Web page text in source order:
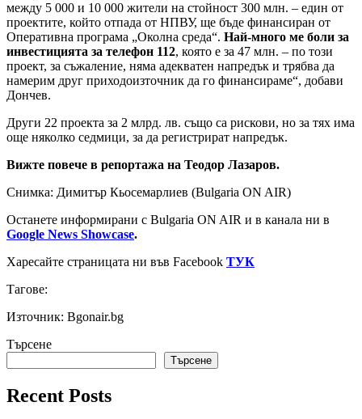
между 5 000 и 10 000 жители на стойност 300 млн. – един от
проектите, който отпада от НПВУ, ще бъде финансиран от
Оперативна програма „Околна среда“. Най-много ме боли за
инвестицията за телефон 112, която е за 47 млн. – по този
проект, за съжаление, няма адекватен напредък и трябва да
намерим друг приходоизточник да го финансираме“, добави
Дончев.
Други 22 проекта за 2 млрд. лв. също са рискови, но за тях има
още няколко седмици, за да регистрират напредък.
Вижте повече в репортажа на Теодор Лазаров.
Снимка: Димитър Кьосемарлиев (Bulgaria ON AIR)
Останете информирани с Bulgaria ON AIR и в канала ни в
Google News Showcase.
Харесайте страницата ни във Facebook ТУК
Тагове:
Източник: Bgonair.bg
Търсене
Търсене
Recent Posts